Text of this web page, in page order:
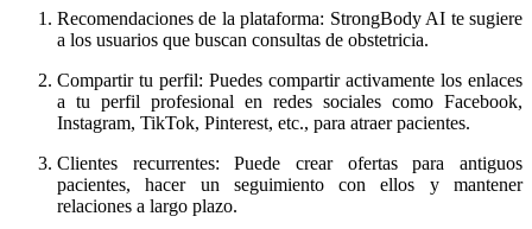
Recomendaciones de la plataforma: StrongBody AI te sugiere
a los usuarios que buscan consultas de obstetricia.
Compartir tu perfil: Puedes compartir activamente los enlaces
a tu perfil profesional en redes sociales como Facebook,
Instagram, TikTok, Pinterest, etc., para atraer pacientes.
Clientes recurrentes: Puede crear ofertas para antiguos
pacientes, hacer un seguimiento con ellos y mantener
relaciones a largo plazo.